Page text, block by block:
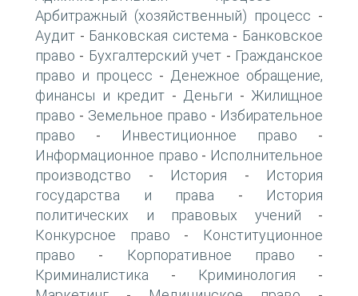
Арбитражный (хозяйственный) процесс -
Аудит - Банковская система - Банковское
право - Бухгалтерский учет - Гражданское
право и процесс - Денежное обращение,
финансы и кредит - Деньги - Жилищное
право - Земельное право - Избирательное
право - Инвестиционное право -
Информационное право - Исполнительное
производство - История -
История
государства и права -
История
политических и правовых учений -
Конкурсное право -
Конституционное
право - Корпоративное право -
Криминалистика - Криминология -